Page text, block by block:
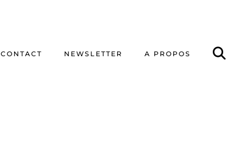
CONTACT NEWSLETTER A PROPOS